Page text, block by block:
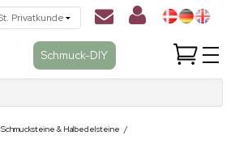
Schmuck-DIY
Schmucksteine & Halbedelsteine /